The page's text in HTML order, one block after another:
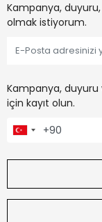
Kampanya,
olmak istiyorum.
Kampanya,
için kayıt olun.